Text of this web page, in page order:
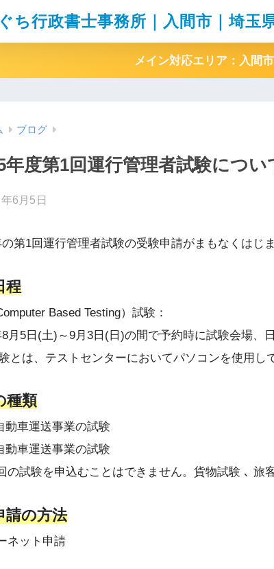
ち行政書士事務所｜入間市｜埼玉
メイン対応エリア：入間
ブログ
年度第1回運行管理者試験につい
6月5日
第1回運行管理者試験の受験申請がまもなくはじま
程
Based Testing）試験：
月5日(土)～9月3日(日)の間で予約時に試験会場、
とは、テストセンターにおいてパソコンを使用し
種類
動車運送事業の試験
動車運送事業の試験
の試験を申込むことはできません。貨物試験 ､ 旅
請の方法
ネット申請